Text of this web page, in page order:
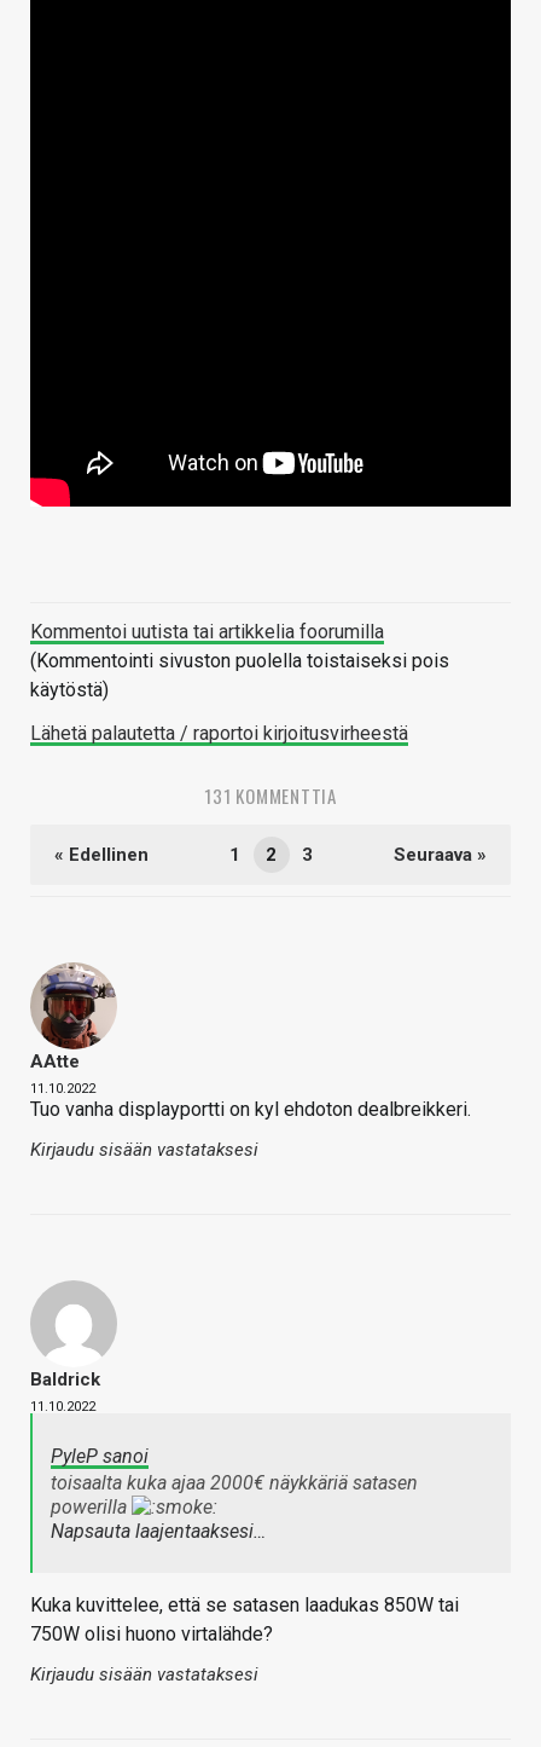
Kommentoi uutista tai artikkelia foorumilla
(Kommentointi sivuston puolella toistaiseksi pois
käytöstä)
Lähetä palautetta / raportoi kirjoitusvirheestä
131 KOMMENTTIA
« Edellinen 1 2 3 Seuraava »
AAtte
11.10.2022
Tuo vanha displayportti on kyl ehdoton dealbreikkeri.
Kirjaudu sisään vastataksesi
Baldrick
11.10.2022
PyleP sanoi
toisaalta kuka ajaa 2000€ näykkäriä satasen
powerilla
Napsauta laajentaaksesi…
Kuka kuvittelee, että se satasen laadukas 850W tai
750W olisi huono virtalähde?
Kirjaudu sisään vastataksesi